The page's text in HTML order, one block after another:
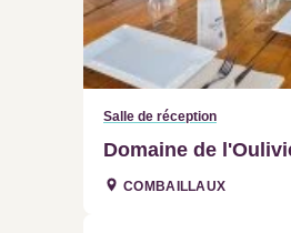
Salle de réception
Domaine de l'Oulivie
COMBAILLAUX